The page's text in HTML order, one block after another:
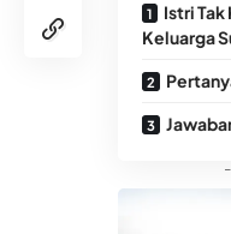
Istri Tak
Keluarga